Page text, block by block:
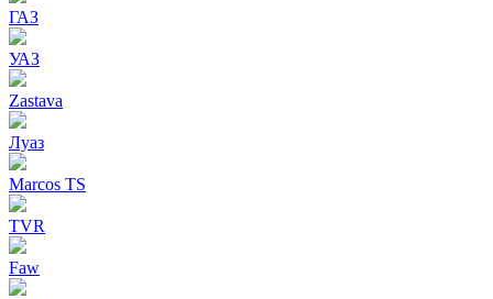
ГАЗ
УАЗ
Zastava
Луаз
Marcos TS
TVR
Faw